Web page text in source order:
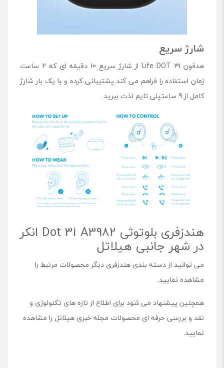
شارژ سریع
هدفون Life DOT 3i از شارژ سریع 10 دقیقه ای که 2 ساعت
زمان استفاده را فراهم می کند پشتیبانی کرده و با یک بار شارژ
کامل از 9 ساعتپلی تایم لذت ببرید.
هندزفری بلوتوثی Dot 3i A3982 انکر
در شهر جانبی هیلاتل
می توانید از دسته بندی هندزفری دیگر محصولات مرتبط را
مشاهده نمایید.
همچنین پیشنهاد می شود برای اطلاع از تازه های تکنولوژی و
نقد و بررسی حرفه ای محصولات مجله خبری هیلاتل را مشاهده
نمایید.